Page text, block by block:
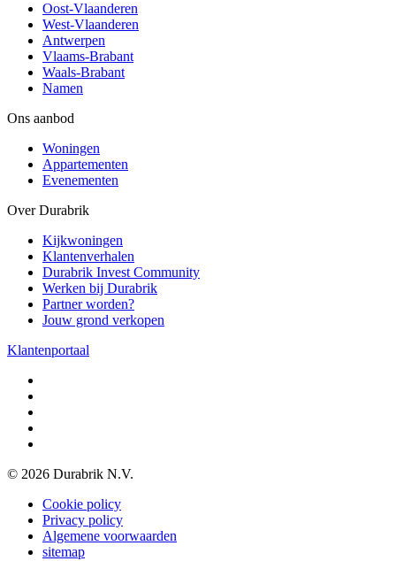
Oost-Vlaanderen
West-Vlaanderen
Antwerpen
Vlaams-Brabant
Waals-Brabant
Namen
Ons aanbod
Woningen
Appartementen
Evenementen
Over Durabrik
Kijkwoningen
Klantenverhalen
Durabrik Invest Community
Werken bij Durabrik
Partner worden?
Jouw grond verkopen
Klantenportaal
© 2026 Durabrik N.V.
Cookie policy
Privacy policy
Algemene voorwaarden
sitemap